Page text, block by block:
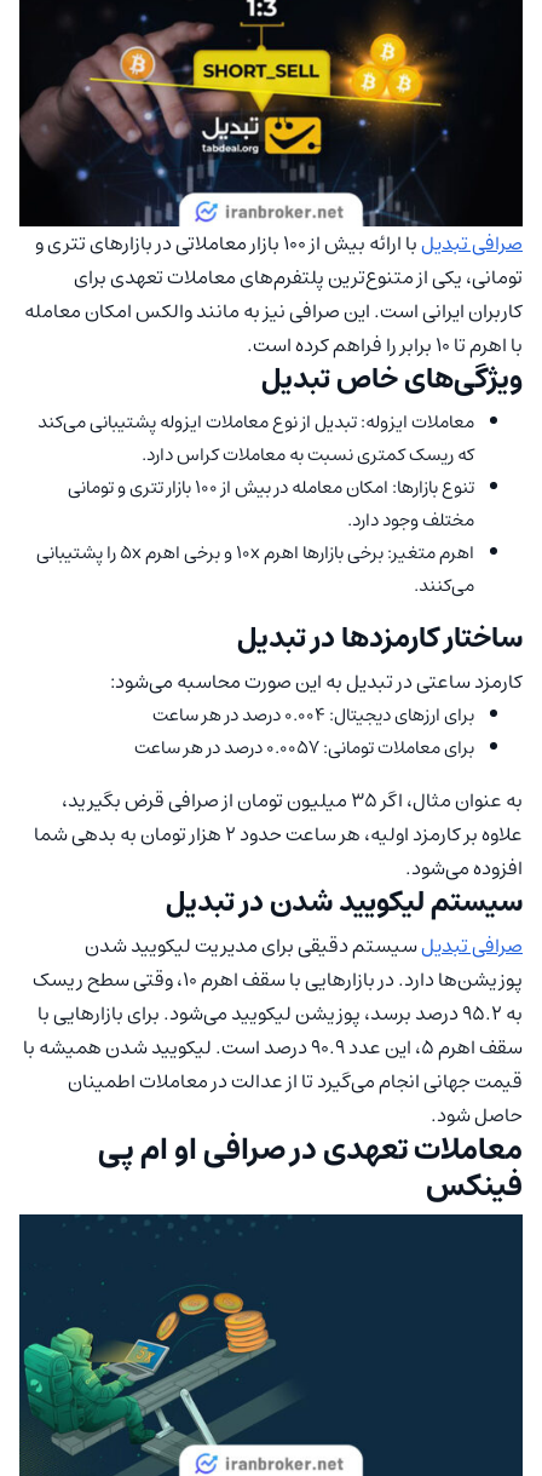
صرافی تبدیل
با ارائه بیش از 100 بازار معاملاتی در بازارهای تتری و
تومانی، یکی از متنوع‌ترین پلتفرم‌های معاملات تعهدی برای
کاربران ایرانی است. این صرافی نیز به مانند والکس امکان معامله
با اهرم تا 10 برابر را فراهم کرده است.
ویژگی‌های خاص تبدیل
معاملات ایزوله: تبدیل از نوع معاملات ایزوله پشتیبانی می‌کند
که ریسک کمتری نسبت به معاملات کراس دارد.
تنوع بازارها: امکان معامله در بیش از 100 بازار تتری و تومانی
مختلف وجود دارد.
اهرم متغیر: برخی بازارها اهرم 10x و برخی اهرم 5x را پشتیبانی
می‌کنند.
ساختار کارمزدها در تبدیل
کارمزد ساعتی در تبدیل به این صورت محاسبه می‌شود:
برای ارزهای دیجیتال: 0.004 درصد در هر ساعت
برای معاملات تومانی: 0.0057 درصد در هر ساعت
به عنوان مثال، اگر 35 میلیون تومان از صرافی قرض بگیرید،
علاوه بر کارمزد اولیه، هر ساعت حدود 2 هزار تومان به بدهی شما
افزوده می‌شود.
سیستم لیکویید شدن در تبدیل
صرافی تبدیلسیستم دقیقی برای مدیریت لیکویید شدن
پوزیشن‌ها دارد. در بازارهایی با سقف اهرم 10، وقتی سطح ریسک
به 95.2 درصد برسد، پوزیشن لیکویید می‌شود. برای بازارهایی با
سقف اهرم 5، این عدد 90.9 درصد است. لیکویید شدن همیشه با
قیمت جهانی انجام می‌گیرد تا از عدالت در معاملات اطمینان
حاصل شود.
معاملات تعهدی در صرافی او ام پی
فینکس